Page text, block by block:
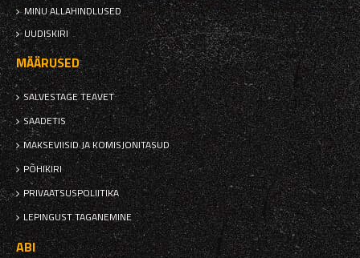
MINU ALLAHINDLUSED
UUDISKIRI
MÄÄRUSED
SALVESTAGE TEAVET
SAADETIS
MAKSEVIISID JA KOMISJONITASUD
PÕHIKIRI
PRIVAATSUSPOLIITIKA
LEPINGUST TAGANEMINE
ABI